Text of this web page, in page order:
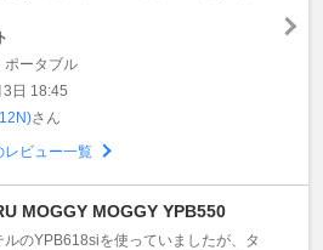
ポータブル
日 18:45
さん
レビュー一覧
MOGGY MOGGY YPB550
ルのYPB618siを使っていましたが、タ